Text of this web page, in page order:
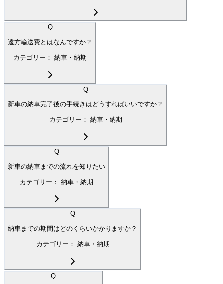
Q
遠方輸送費とはなんですか？
カテゴリー： 納車・納期
Q
新車の納車完了後の手続きはどうすればいいですか？
カテゴリー： 納車・納期
Q
新車の納車までの流れを知りたい
カテゴリー： 納車・納期
Q
納車までの期間はどのくらいかかりますか？
カテゴリー： 納車・納期
Q